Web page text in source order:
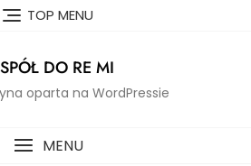
TOP MENU
DO RE MI
oparta na WordPressie
MENU